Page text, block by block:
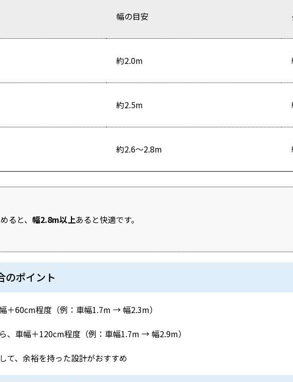
幅の目安
約2.0m
約2.5m
約2.6〜2.8m
ると、 幅2.8m以上あると快適です。
のポイント
＋60cm程度（例：車幅1.7m → 幅2.3m）
、車幅＋120cm程度（例：車幅1.7m → 幅2.9m）
て、余裕を持った設計がおすすめ